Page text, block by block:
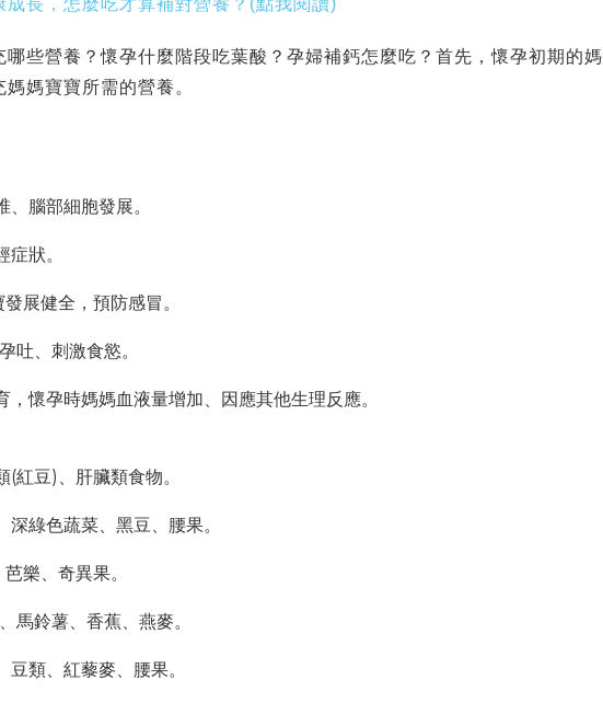
成長，怎麼吃才算補對營養？(點我閱讀)
些營養？懷孕什麼階段吃葉酸？孕婦補鈣怎麼吃？首先，懷孕初期的
媽寶寶所需的營養。
腦部細胞發展。
狀。
展健全，預防感冒。
吐、刺激食慾。
懷孕時媽媽血液量增加、因應其他生理反應。
紅豆)、肝臟類食物。
綠色蔬菜、黑豆、腰果。
樂、奇異果。
馬鈴薯、香蕉、燕麥。
類、紅藜麥、腰果。